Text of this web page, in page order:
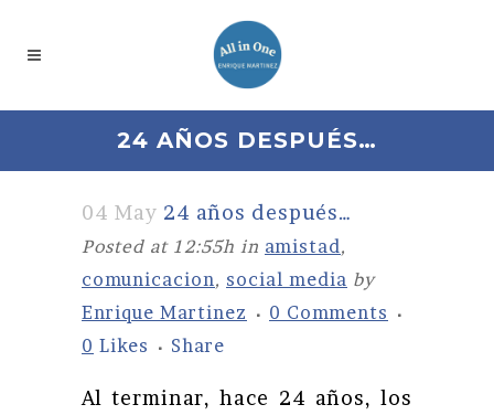
24 AÑOS DESPUÉS…
04 May 24 años después…
Posted at 12:55h in amistad,
comunicacion, social media by
Enrique Martinez
0 Comments
0 Likes Share
Al terminar, hace 24 años, los